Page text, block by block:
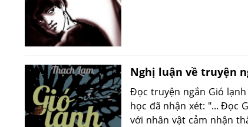
Nghị luận về truyện
Đọc truyện ngắn Gió
học đã nhận xét: "... Đọc
với nhân vật cảm nhận